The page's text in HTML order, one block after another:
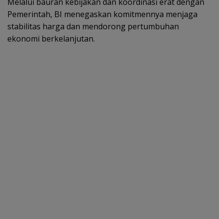
Pemerintah, BI menegaskan komitmennya menjaga
stabilitas harga dan mendorong pertumbuhan
ekonomi berkelanjutan.